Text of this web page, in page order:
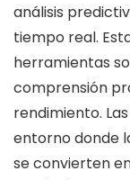
análisis
tiempo real.
herramientas
comprensión
rendimiento.
entorno donde
se convierten